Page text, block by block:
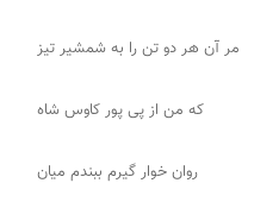
مر آن هر دو تن را به شمشیر تیز
که من از پی پور کاوس شاه
روان خوار گیرم ببندم میان